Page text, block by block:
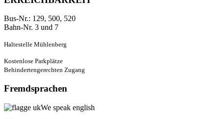
Bus-Nr.: 129, 500, 520
Bahn-Nr. 3 und 7
Haltestelle Mühlenberg
Kostenlose Parkplätze
Behindertengerechten Zugang
Fremdsprachen
We speak english